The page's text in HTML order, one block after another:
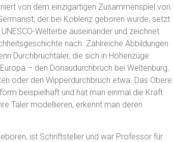
von dem einzigartigen Zusammenspiel von
der bei Koblenz geboren wurde, setzt
Welterbe auseinander und zeichnet
nach. Zahlreiche Abbildungen
Durchbruchtäler, die sich in Höhenzüge
– den Donaudurchbruch bei Weltenburg,
oder den Wipperdurchbruch etwa. Das Obere
beispielhaft und hat man einmal die Kraft
Täler modellieren, erkennt man deren
ist Schriftsteller und war Professor für